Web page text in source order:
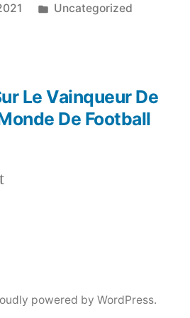
Posted
Uncategorized
Previous
Le Vainqueur De
De Football
powered by WordPress.